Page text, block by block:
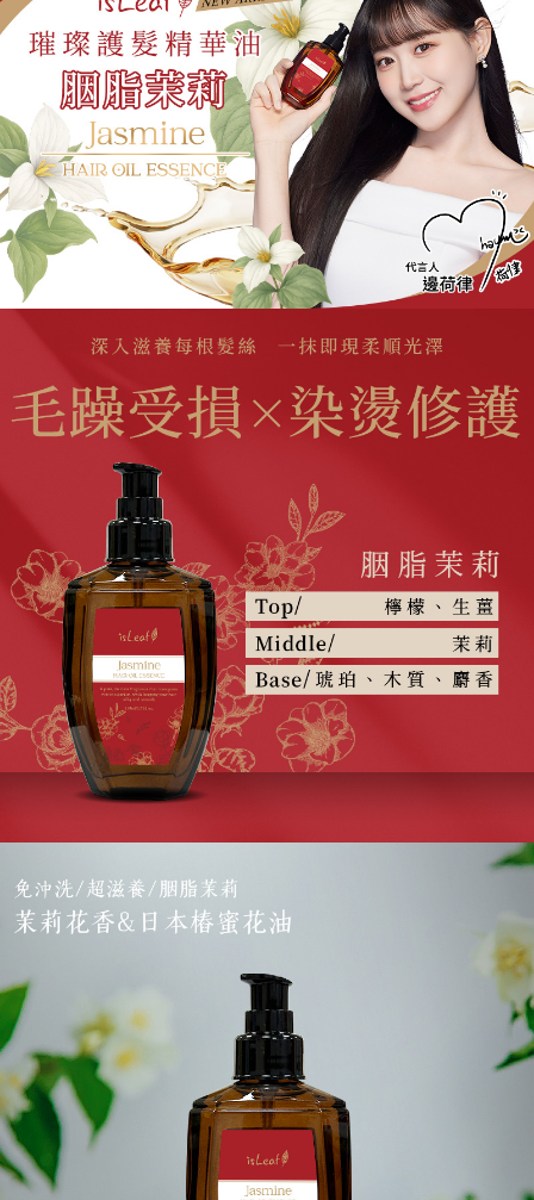
４．使用「AFTEE先享後付」時，將依據個別帳號之用戶狀況，依本公司即
時審查核予不同之上限額度；若仍有額度不足之情形，本公司將視審查結果
請求用戶進行身份認證。
５．嚴禁一人註冊多個帳號或使用他人資訊註冊。若發現惡意使用之情形，
恩沛科技股份有限公司將有權停止該用戶之使用額度並採取法律行動。